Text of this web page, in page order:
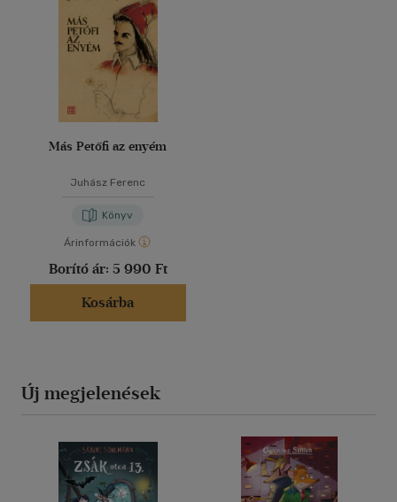
Más Petőfi az enyém
Juhász Ferenc
Könyv
Árinformációk
Borító ár: 5 990 Ft
Kosárba
Új megjelenések